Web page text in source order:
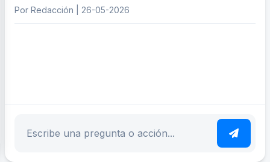
Por Redacción | 26-05-2026
Escribe tu pregunta